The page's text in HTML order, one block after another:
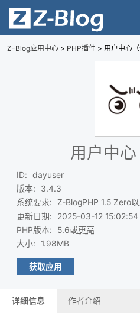
Z-Blog应用中心 > PHP插件 > 用户中心（
用户中心
ID:
dayuser
版本:
3.4.3
系统要求:
Z-BlogPHP 1.5 Zero
更新日期: 2025-03-12 15:02:54
PHP版本: 5.6或更高
大小: 1.98MB
获取应用
详细信息 作者介绍